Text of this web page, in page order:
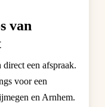
van
een afspraak.
voor een
en Arnhem.